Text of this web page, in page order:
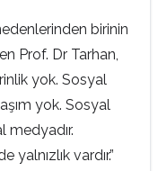
birinin
Prof. Dr Tarhan,
yok. Sosyal
yok. Sosyal
medyadır.
yalnızlık vardır.”